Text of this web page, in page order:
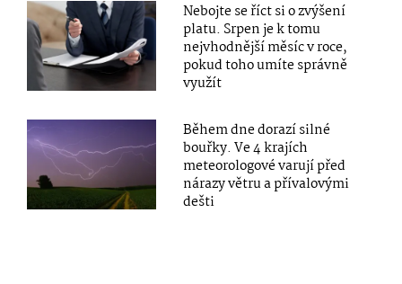
Nebojte se říct si o zvýšení
platu. Srpen je k tomu
nejvhodnější měsíc v roce,
pokud toho umíte správně
využít
Během dne dorazí silné
bouřky. Ve 4 krajích
meteorologové varují před
nárazy větru a přívalovými
dešti